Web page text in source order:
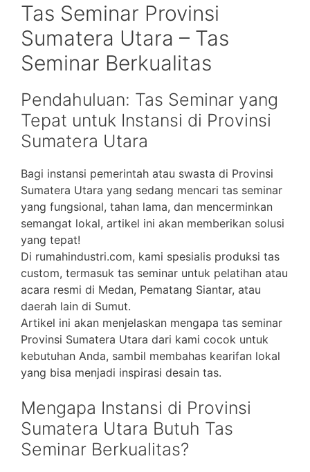
Tas Seminar Provinsi
Sumatera Utara – Tas
Seminar Berkualitas
Pendahuluan: Tas Seminar yang
Tepat untuk Instansi di Provinsi
Sumatera Utara
Bagi instansi pemerintah atau swasta di Provinsi
Sumatera Utara yang sedang mencari tas seminar
yang fungsional, tahan lama, dan mencerminkan
semangat lokal, artikel ini akan memberikan solusi
yang tepat!
Di rumahindustri.com, kami spesialis produksi tas
custom, termasuk tas seminar untuk pelatihan atau
acara resmi di Medan, Pematang Siantar, atau
daerah lain di Sumut.
Artikel ini akan menjelaskan mengapa tas seminar
Provinsi Sumatera Utara dari kami cocok untuk
kebutuhan Anda, sambil membahas kearifan lokal
yang bisa menjadi inspirasi desain tas.
Mengapa Instansi di Provinsi
Sumatera Utara Butuh Tas
Seminar Berkualitas?